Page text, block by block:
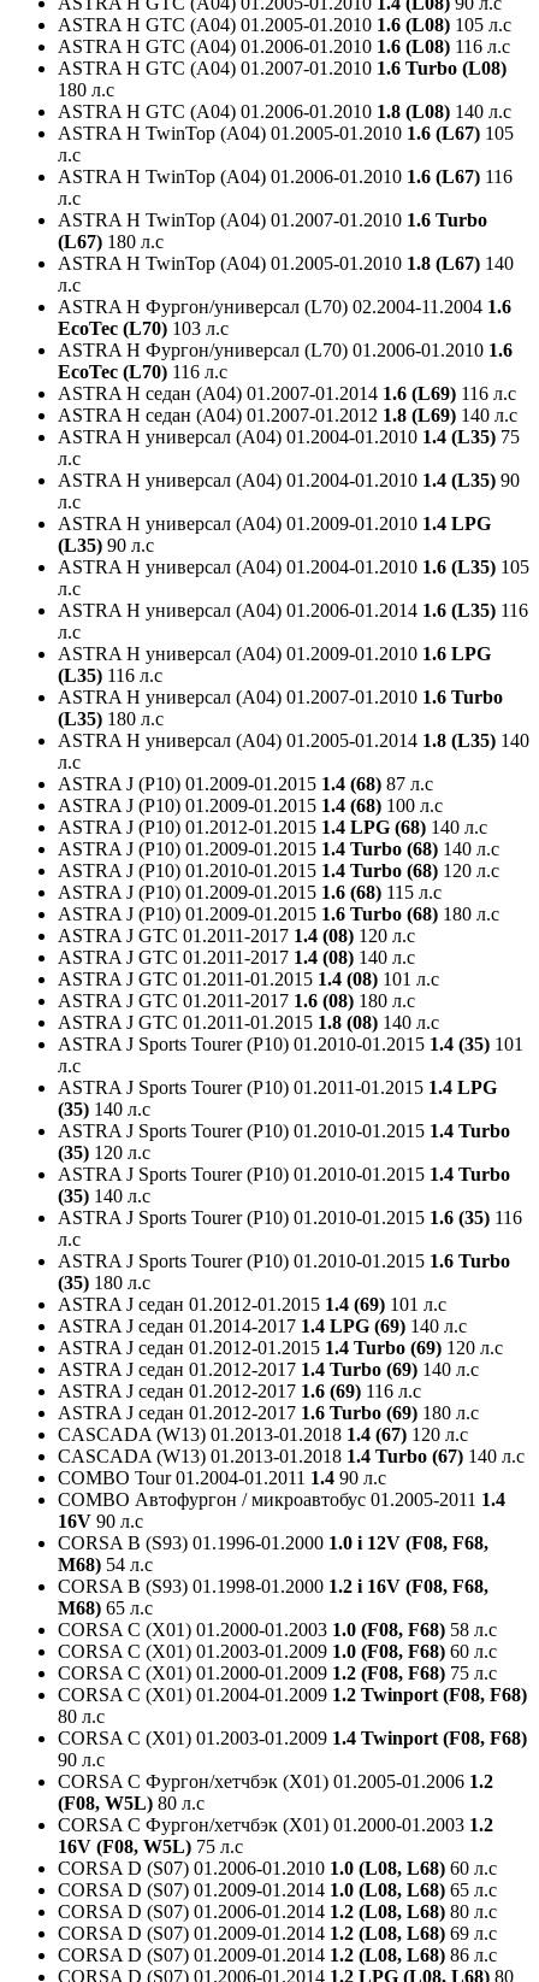
ASTRA H GTC (A04) 01.2005-01.2010 1.6 (L08) 105 л.с
ASTRA H GTC (A04) 01.2006-01.2010 1.6 (L08) 116 л.с
ASTRA H GTC (A04) 01.2007-01.2010 1.6 Turbo (L08)
180 л.с
ASTRA H GTC (A04) 01.2006-01.2010 1.8 (L08) 140 л.с
ASTRA H TwinTop (A04) 01.2005-01.2010 1.6 (L67) 105
л.с
ASTRA H TwinTop (A04) 01.2006-01.2010 1.6 (L67) 116
л.с
ASTRA H TwinTop (A04) 01.2007-01.2010 1.6 Turbo
(L67) 180 л.с
ASTRA H TwinTop (A04) 01.2005-01.2010 1.8 (L67) 140
л.с
ASTRA H Фургон/универсал (L70) 02.2004-11.2004 1.6
EcoTec (L70) 103 л.с
ASTRA H Фургон/универсал (L70) 01.2006-01.2010 1.6
EcoTec (L70) 116 л.с
ASTRA H седан (A04) 01.2007-01.2014 1.6 (L69) 116 л.с
ASTRA H седан (A04) 01.2007-01.2012 1.8 (L69) 140 л.с
ASTRA H универсал (A04) 01.2004-01.2010 1.4 (L35) 75
л.с
ASTRA H универсал (A04) 01.2004-01.2010 1.4 (L35) 90
л.с
ASTRA H универсал (A04) 01.2009-01.2010 1.4 LPG
(L35) 90 л.с
ASTRA H универсал (A04) 01.2004-01.2010 1.6 (L35) 105
л.с
ASTRA H универсал (A04) 01.2006-01.2014 1.6 (L35) 116
л.с
ASTRA H универсал (A04) 01.2009-01.2010 1.6 LPG
(L35) 116 л.с
ASTRA H универсал (A04) 01.2007-01.2010 1.6 Turbo
(L35) 180 л.с
ASTRA H универсал (A04) 01.2005-01.2014 1.8 (L35) 140
л.с
ASTRA J (P10) 01.2009-01.2015 1.4 (68) 87 л.с
ASTRA J (P10) 01.2009-01.2015 1.4 (68) 100 л.с
ASTRA J (P10) 01.2012-01.2015 1.4 LPG (68) 140 л.с
ASTRA J (P10) 01.2009-01.2015 1.4 Turbo (68) 140 л.с
ASTRA J (P10) 01.2010-01.2015 1.4 Turbo (68) 120 л.с
ASTRA J (P10) 01.2009-01.2015 1.6 (68) 115 л.с
ASTRA J (P10) 01.2009-01.2015 1.6 Turbo (68) 180 л.с
ASTRA J GTC 01.2011-2017 1.4 (08) 120 л.с
ASTRA J GTC 01.2011-2017 1.4 (08) 140 л.с
ASTRA J GTC 01.2011-01.2015 1.4 (08) 101 л.с
ASTRA J GTC 01.2011-2017 1.6 (08) 180 л.с
ASTRA J GTC 01.2011-01.2015 1.8 (08) 140 л.с
ASTRA J Sports Tourer (P10) 01.2010-01.2015 1.4 (35) 101
л.с
ASTRA J Sports Tourer (P10) 01.2011-01.2015 1.4 LPG
(35) 140 л.с
ASTRA J Sports Tourer (P10) 01.2010-01.2015 1.4 Turbo
(35) 120 л.с
ASTRA J Sports Tourer (P10) 01.2010-01.2015 1.4 Turbo
(35) 140 л.с
ASTRA J Sports Tourer (P10) 01.2010-01.2015 1.6 (35) 116
л.с
ASTRA J Sports Tourer (P10) 01.2010-01.2015 1.6 Turbo
(35) 180 л.с
ASTRA J седан 01.2012-01.2015 1.4 (69) 101 л.с
ASTRA J седан 01.2014-2017 1.4 LPG (69) 140 л.с
ASTRA J седан 01.2012-01.2015 1.4 Turbo (69) 120 л.с
ASTRA J седан 01.2012-2017 1.4 Turbo (69) 140 л.с
ASTRA J седан 01.2012-2017 1.6 (69) 116 л.с
ASTRA J седан 01.2012-2017 1.6 Turbo (69) 180 л.с
CASCADA (W13) 01.2013-01.2018 1.4 (67) 120 л.с
CASCADA (W13) 01.2013-01.2018 1.4 Turbo (67) 140 л.с
COMBO Tour01.2004-01.2011 1.4 90 л.с
COMBO Автофургон / микроавтобус 01.2005-2011 1.4
16V 90 л.с
CORSA B (S93) 01.1996-01.2000 1.0 i 12V (F08, F68,
M68) 54 л.с
CORSA B (S93) 01.1998-01.2000 1.2 i 16V (F08, F68,
M68) 65 л.с
CORSA C (X01) 01.2000-01.2003 1.0 (F08, F68) 58 л.с
CORSA C (X01) 01.2003-01.2009 1.0 (F08, F68) 60 л.с
CORSA C (X01) 01.2000-01.2009 1.2 (F08, F68) 75 л.с
CORSA C (X01) 01.2004-01.2009 1.2 Twinport (F08, F68)
80 л.с
CORSA C (X01) 01.2003-01.2009 1.4 Twinport (F08, F68)
90 л.с
CORSA C Фургон/хетчбэк (X01) 01.2005-01.2006 1.2
(F08, W5L) 80 л.с
CORSA C Фургон/хетчбэк (X01) 01.2000-01.2003 1.2
16V (F08, W5L) 75 л.с
CORSA D (S07) 01.2006-01.2010 1.0 (L08, L68) 60 л.с
CORSA D (S07) 01.2009-01.2014 1.0 (L08, L68) 65 л.с
CORSA D (S07) 01.2006-01.2014 1.2 (L08, L68) 80 л.с
CORSA D (S07) 01.2009-01.2014 1.2 (L08, L68) 69 л.с
CORSA D (S07) 01.2009-01.2014 1.2 (L08, L68) 86 л.с
CORSA D (S07) 01.2006-01.2014 1.2 LPG (L08, L68) 80